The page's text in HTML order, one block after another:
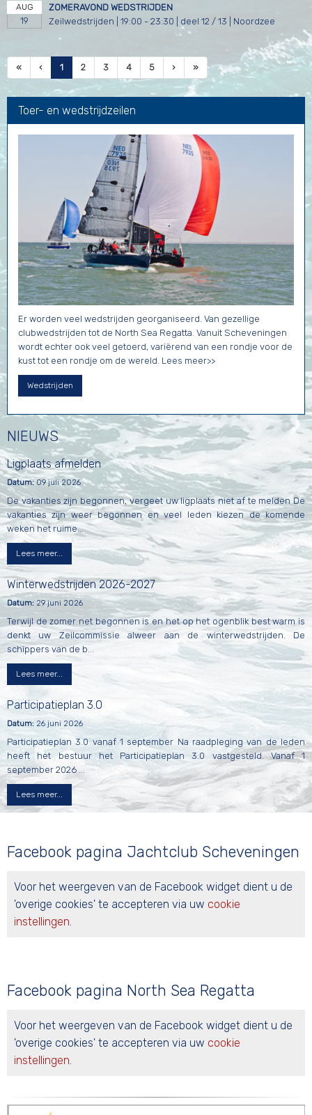
AUG
19
ZOMERAVOND WEDSTRIJDEN
Zeilwedstrijden | 19:00 - 23:30 | deel 12 / 13 | Noordzee
« ‹ 1(huidige)
2 3 4 5 › »
Toer- en wedstrijdzeilen
Er worden veel wedstrijden georganiseerd. Van gezellige
clubwedstrijden tot de North Sea Regatta. Vanuit Scheveningen
wordt echter ook veel getoerd, variërend van een rondje voor de
kust tot een rondje om de wereld. Lees meer>>
Wedstrijden
NIEUWS
Ligplaats afmelden
Datum:09 juli 2026
De vakanties zijn begonnen, vergeet uw ligplaats niet af te melden De
vakanties zijn weer begonnen en veel leden kiezen de komende
weken het ruime...
Lees meer...
Winterwedstrijden 2026-2027
Datum: 29 juni 2026
Terwijl de zomer net begonnen is en het op het ogenblik best warm is
denkt uw Zeilcommissie alweer aan de winterwedstrijden. De
schippers van de b...
Lees meer...
Participatieplan 3.0
Datum: 26 juni 2026
Participatieplan 3.0 vanaf 1 september Na raadpleging van de leden
heeft het bestuur het Participatieplan 3.0 vastgesteld. Vanaf 1
september 2026 ...
Lees meer...
Facebook pagina Jachtclub Scheveningen
Voor het weergeven van de Facebook widget dient u de
'overige cookies' te accepteren via uw cookie
instellingen.
Facebook pagina North Sea Regatta
Voor het weergeven van de Facebook widget dient u de
'overige cookies' te accepteren via uw cookie
instellingen.